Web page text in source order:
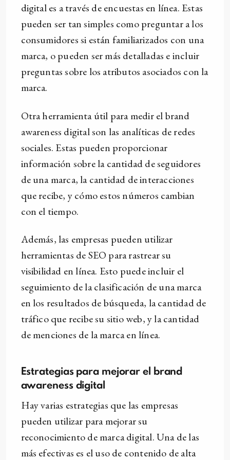
digital es a través de encuestas en línea. Estas
pueden ser tan simples como preguntar a los
consumidores si están familiarizados con una
marca, o pueden ser más detalladas e incluir
preguntas sobre los atributos asociados con la
marca.
Otra herramienta útil para medir el brand
awareness digital son las analíticas de redes
sociales. Estas pueden proporcionar
información sobre la cantidad de seguidores
de una marca, la cantidad de interacciones
que recibe, y cómo estos números cambian
con el tiempo.
Además, las empresas pueden utilizar
herramientas de SEO para rastrear su
visibilidad en línea. Esto puede incluir el
seguimiento de la clasificación de una marca
en los resultados de búsqueda, la cantidad de
tráfico que recibe su sitio web, y la cantidad
de menciones de la marca en línea.
Estrategias para mejorar el brand
awareness digital
Hay varias estrategias que las empresas
pueden utilizar para mejorar su
reconocimiento de marca digital. Una de las
más efectivas es el uso de contenido de alta